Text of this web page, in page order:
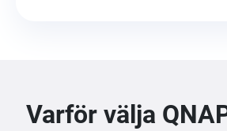
Varför välja